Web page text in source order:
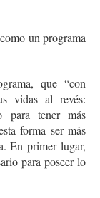
un programa
que “con
vidas al revés:
para tener más
forma ser más
En primer lugar,
para poseer lo